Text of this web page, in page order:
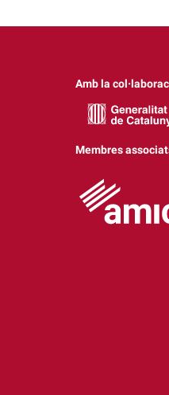
Amb la
Membres